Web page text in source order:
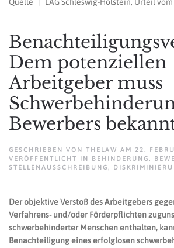
Dem potenziellen
Arbeitgeber muss
Bewerbers
GESCHRIEBEN VON THELAW AM 22.
VERÖFFENTLICHT IN BEHINDERUNG ,
STELLENAUSSCHREIBUNG ,
Der objektive Verstoß des Arbeitgebers
Verfahrens- und/oder Förderpflichten
schwerbehinderter Menschen enthalten,
Benachteiligung eines erfolglosen